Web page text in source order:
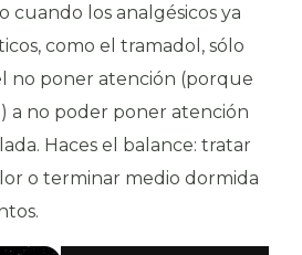
cuando los analgésicos ya
como el tramadol, sólo
no poner atención (porque
a no poder poner atención
Haces el balance: tratar
o terminar medio dormida